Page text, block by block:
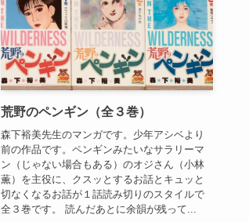
荒野のペンギン（全３巻）
森下裕美先生のマンガです。少年アシベより
前の作品です。ペンギンみたいなサラリーマ
ン（じゃない場合もある）のオジさん（小林
薫）を主役に、クスッとするお話とキュッと
切なくなるお話が１話読み切りのスタイルで
全３巻です。 読んだあとに余韻が残って...